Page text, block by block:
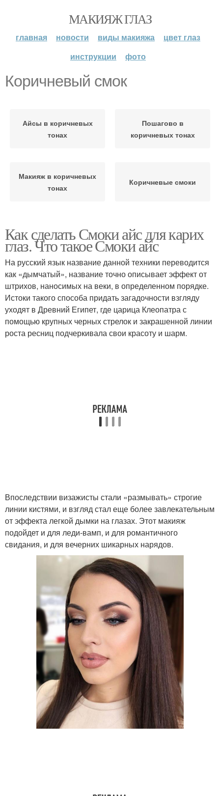
МАКИЯЖ ГЛАЗ
главная новости виды макияжа
цвет глаз
инструкции
фото
Коричневый смок
Айсы в коричневых
тонах
Пошагово в
коричневых тонах
Макияж в коричневых
тонах
Коричневые смоки
Как сделать Смоки айс для карих
глаз. Что такое Смоки айс
На русский язык название данной техники переводится
как «дымчатый», название точно описывает эффект от
штрихов, наносимых на веки, в определенном порядке.
Истоки такого способа придать загадочности взгляду
уходят в Древний Египет, где царица Клеопатра с
помощью крупных черных стрелок и закрашенной линии
роста ресниц подчеркивала свои красоту и шарм.
Впоследствии визажисты стали «размывать» строгие
линии кистями, и взгляд стал еще более завлекательным
от эффекта легкой дымки на глазах. Этот макияж
подойдет и для леди-вамп, и для романтичного
свидания, и для вечерних шикарных нарядов.